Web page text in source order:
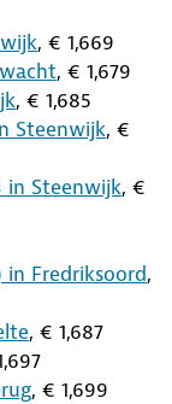
, € 1,669
, € 1,679
, € 1,685
Steenwijk, €
in Steenwijk, €
in Fredriksoord,
, € 1,687
, € 1,699